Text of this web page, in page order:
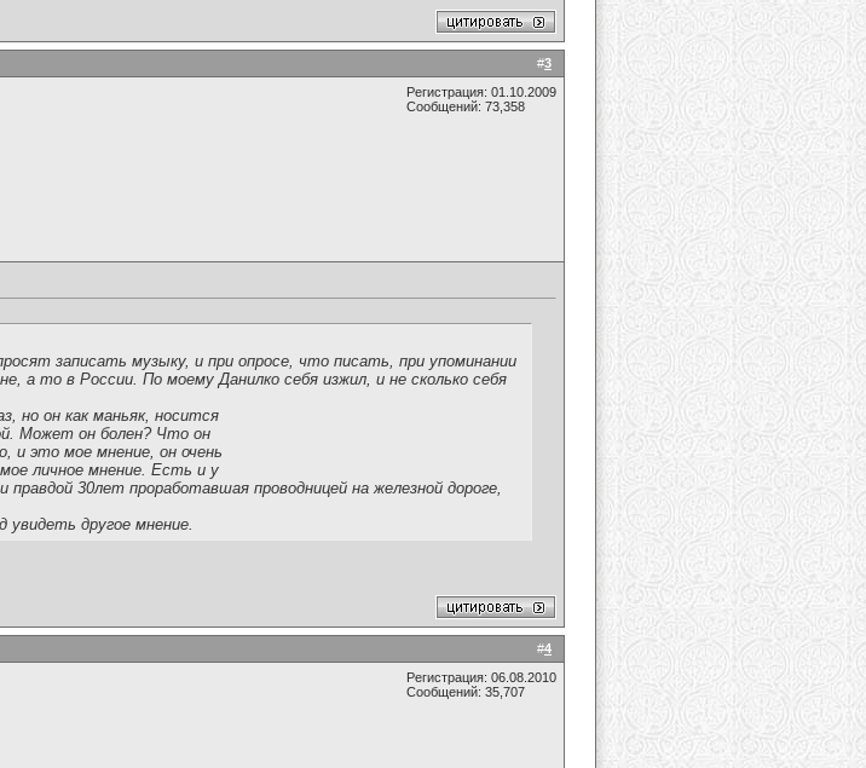
#3
Регистрация: 01.10.2009
Сообщений: 73,358
записать музыку, и при опросе, что писать, при упоминании
а то в России. По моему Данилко себя изжил, и не сколько себя
но он как маньяк, носится
Может он болен? Что он
и это мое мнение, он очень
личное мнение. Есть и у
30лет проработавшая проводницей на железной дороге,
другое мнение.
#4
Регистрация: 06.08.2010
Сообщений: 35,707